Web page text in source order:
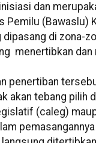
dan
Pemilu (Bawaslu)
dipasang di zona-
menertibkan dan
penertiban
akan tebang pilih
(caleg)